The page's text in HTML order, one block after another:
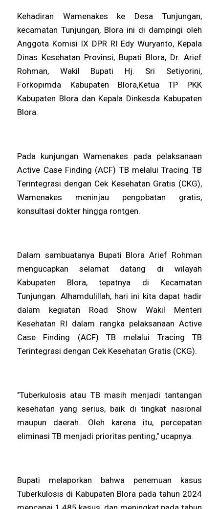
Kehadiran Wamenakes ke Desa Tunjungan,
kecamatan Tunjungan, Blora ini di dampingi oleh
Anggota Komisi IX DPR RI Edy Wuryanto, Kepala
Dinas Kesehatan Provinsi, Bupati Blora, Dr. Arief
Rohman, Wakil Bupati Hj. Sri Setiyorini,
Forkopimda Kabupaten Blora,Ketua TP PKK
Kabupaten Blora dan Kepala Dinkesda Kabupaten
Blora.
Pada kunjungan Wamenakes pada pelaksanaan
Active Case Finding (ACF) TB melalui Tracing TB
Terintegrasi dengan Cek Kesehatan Gratis (CKG),
Wamenakes meninjau pengobatan gratis,
konsultasi dokter hingga rontgen.
Dalam sambuatanya Bupati Blora Arief Rohman
mengucapkan selamat datang di wilayah
Kabupaten Blora, tepatnya di Kecamatan
Tunjungan. Alhamdulillah, hari ini kita dapat hadir
dalam kegiatan Road Show Wakil Menteri
Kesehatan RI dalam rangka pelaksanaan Active
Case Finding (ACF) TB melalui Tracing TB
Terintegrasi dengan Cek Kesehatan Gratis (CKG).
"Tuberkulosis atau TB masih menjadi tantangan
kesehatan yang serius, baik di tingkat nasional
maupun daerah. Oleh karena itu, percepatan
eliminasi TB menjadi prioritas penting," ucapnya.
Bupati melaporkan bahwa penemuan kasus
Tuberkulosis di Kabupaten Blora pada tahun 2024